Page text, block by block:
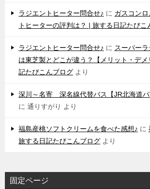
ラジエントヒーター問合せ♪ に ガスコン
トヒーターの評判は？ | 旅する日記たびこ
ラジエントヒーター問合せ♪ に スーパー
は東芝製とどこが違う？【メリット・デ
記たびこんブログ より
深川～名寄 深名線代替バス【JR北海道
に 通りすがり より
福島産桃ソフトクリームを食べた感想♪ に
旅する日記たびこんブログ より
固定ページ